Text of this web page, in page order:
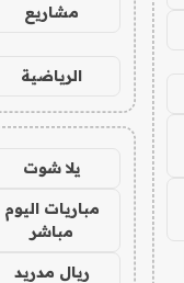
مشاريع
الرياضية
يلا شوت
مباريات اليوم
مباشر
ريال مدريد